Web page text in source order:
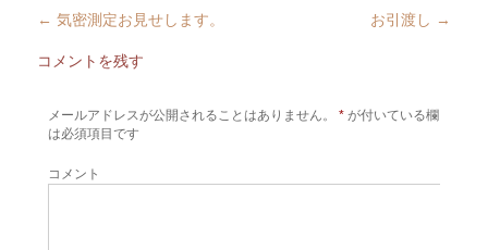
← 気密測定お見せします。 お引渡し →
コメントを残す
メールアドレスが公開されることはありません。 * が付いている欄
は必須項目です
コメント